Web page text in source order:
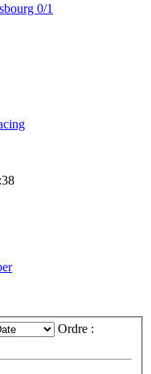
0/1
Ordre :